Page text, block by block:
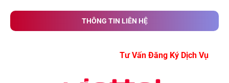
THÔNG TIN LIÊN HỆ
Tư Vấn Đăng Ký Dịch